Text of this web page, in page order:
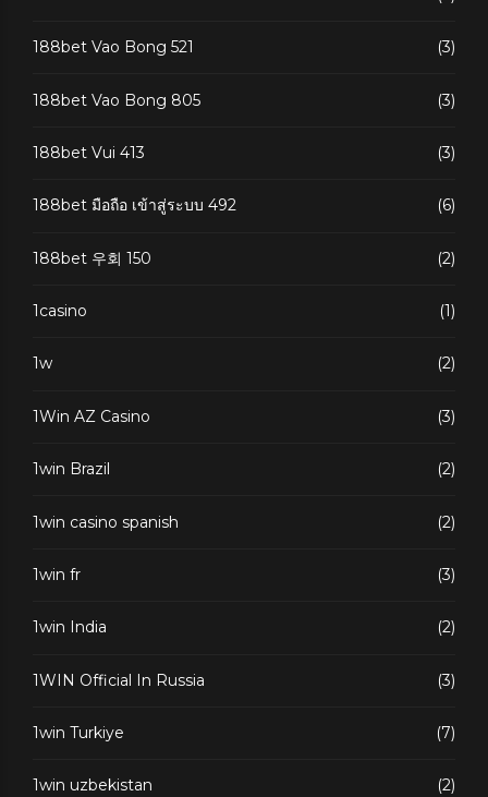
188bet Vao Bong 521 (3)
188bet Vao Bong 805 (3)
188bet Vui 413 (3)
188bet มือถือ เข้าสู่ระบบ 492 (6)
188bet 우회 150 (2)
1casino (1)
1w (2)
1Win AZ Casino (3)
1win Brazil (2)
1win casino spanish (2)
1win fr (3)
1win India (2)
1WIN Official In Russia (3)
1win Turkiye (7)
1win uzbekistan (2)